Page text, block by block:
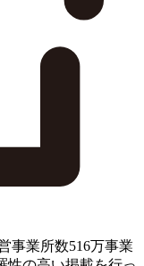
事業所数516万事業